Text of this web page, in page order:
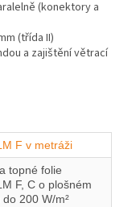
(konektory a
(třída II)
a zajištění větrací
F v metráži
topné folie
F, C o plošném
200 W/m²